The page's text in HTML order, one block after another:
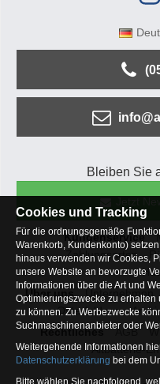
Bleiben Sie
Kundenservice
Zahlungsarten
Über uns
Unternehmen
Osterfeldsee
Rechtliches
AGB
Altbatterie-
Cookies und Tracking
Für die ordnungsgemäße
Warenkorb, Kundenkonto)
hinaus verwenden wir Cookies,
unsere Website an bevorzugte
Informationen über die Art und
Optimierungszwecke zu
zu können. Zu Werbezwecke
Suchmaschinenanbieter oder
Weitergehende Informationen
Datenschutzerklärung bei dem
Bitte wählen Sie nachfolgend,